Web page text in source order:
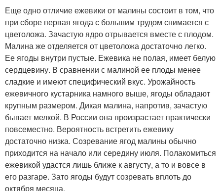
Еще одно отличие ежевики от малины состоит в том, что
при сборе первая ягода с большим трудом снимается с
цветоложа. Зачастую ядро отрывается вместе с плодом.
Малина же отделяется от цветоложа достаточно легко.
Ее ягоды внутри пустые. Ежевика не полая, имеет белую
сердцевину. В сравнении с малиной ее плоды менее
сладкие и имеют специфический вкус. Урожайность
ежевичного кустарника намного выше, ягоды обладают
крупным размером. Дикая малина, напротив, зачастую
бывает мелкой. В России она произрастает практически
повсеместно. Вероятность встретить ежевику
достаточно низка. Созревание ягод малины обычно
приходится на начало или середину июля. Полакомиться
ежевикой удастся лишь ближе к августу, а то и вовсе в
его разгаре. Зато ягоды будут созревать вплоть до
октября месяца.